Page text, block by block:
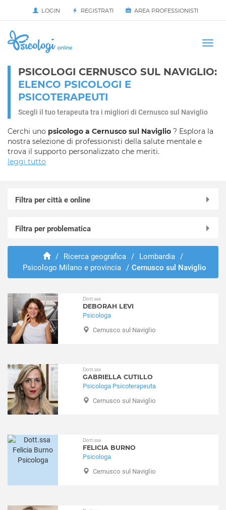
Avvia
LOGIN REGISTRATI AREA PROFESSIONISTI
PSICOLOGI CERNUSCO SUL NAVIGLIO:
ELENCO PSICOLOGI E
PSICOTERAPEUTI
Scegli il tuo terapeuta tra i migliori di Cernusco sul Naviglio
Cerchi uno psicologo a Cernusco sul Naviglio ? Esplora la
nostra selezione di professionisti della salute mentale e
trova il supporto personalizzato che meriti.
leggi tutto
Filtra per città e online
Abbiategrasso
Arconate
Arese
Arluno
Assago
Baranzate
Bareggio
Basiano
Basiglio
Bernate Ticino
Besate
Binasco
Boffalora sopra Ticino
Bubbiano
Buccinasco
Calvignasco
Filtra per problematica
Abusi e violenze
Adozione e affido
Alcolismo
Anoressia
Ansia
Attacchi di panico
Binge eating
Bruxismo
Bulimia
Depressione
Disabilità
Disagio lavorativo
Disturbi alimentari
Disturbi del controllo degli impulsi
Disturbi del sonno
/ Ricerca geografica / Lombardia /
Psicologo Milano e provincia / Cernusco sul Naviglio
Dott.ssa
DEBORAH LEVI
Psicologa
Cernusco sul Naviglio
Dott.ssa
GABRIELLA CUTILLO
Psicologa Psicoterapeuta
Cernusco sul Naviglio
Dott.ssa
FELICIA BURNO
Psicologa
Cernusco sul Naviglio